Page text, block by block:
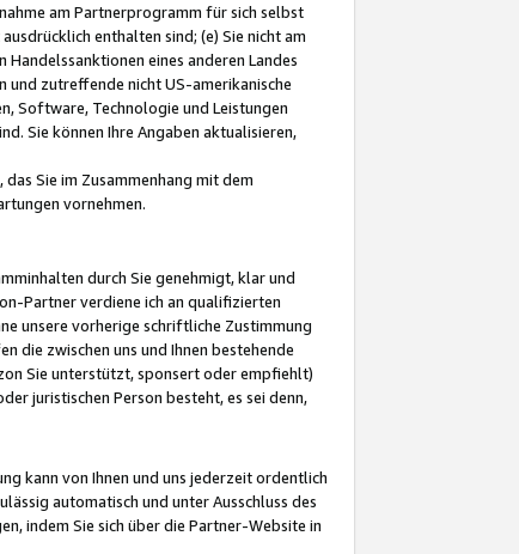
am Partnerprogramm für sich selbst
enthalten sind; (e) Sie nicht am
eines anderen Landes
und zutreffende nicht US-amerikanische
Software, Technologie und Leistungen
Sie können Ihre Angaben aktualisieren,
Sie im Zusammenhang mit dem
vornehmen.
durch Sie genehmigt, klar und
Partner verdiene ich an qualifizierten
unsere vorherige schriftliche Zustimmung
die zwischen uns und Ihnen bestehende
Sie unterstützt, sponsert oder empfiehlt)
juristischen Person besteht, es sei denn,
kann von Ihnen und uns jederzeit ordentlich
automatisch und unter Ausschluss des
indem Sie sich über die Partner-Website in